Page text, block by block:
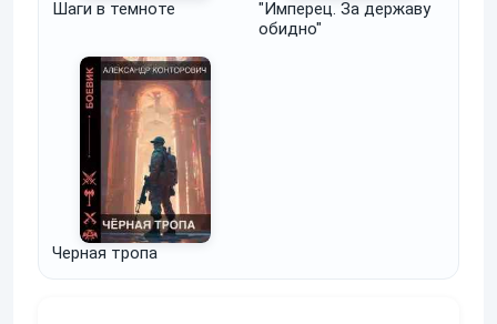
Шаги в темноте
"Имперец. За державу
обидно"
Черная тропа